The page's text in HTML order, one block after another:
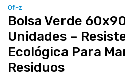
Ofi-z
Bolsa Verde
Unidades –
Ecológica Para
Residuos